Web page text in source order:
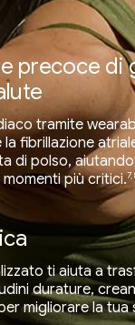
precoce di
tramite
fibrillazione
di polso,
più critici.7,
ti aiuta a
durature,
migliorare la tua